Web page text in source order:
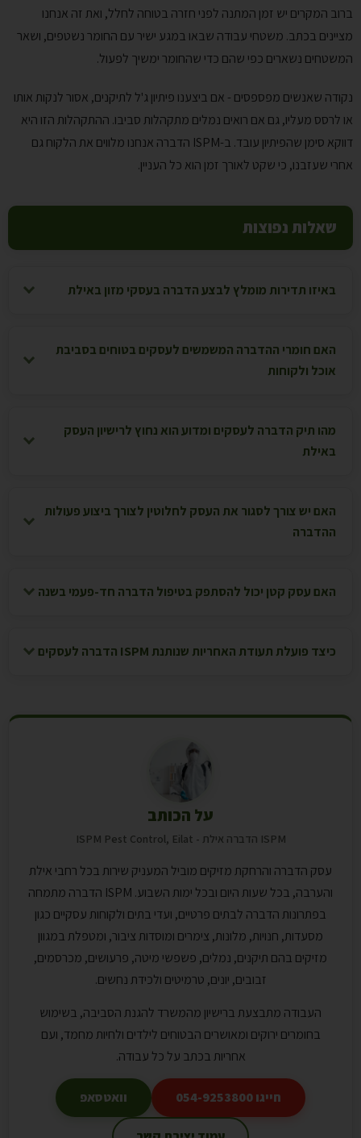
ברוב המקרים יש זמן המתנה לפני חזרה בטוחה לחלל, ואת זה אנחנו
מציינים בכתב. משטחי עבודה שבאו במגע ישיר עם החומר נשטפים, ושאר
המשטחים נשארים כפי שהם כדי שהחומר ימשיך לפעול.
נקודה שאנשים מפספסים - אם ביצענו פיתיון ג'ל לתיקנים, אסור לנקות אותו
או לרסס מעליו, גם אם רואים נמלים מתקהלות סביבו. ההתקהלות הזו היא
דווקא סימן שהפיתיון עובד. ב-ISPM הדברה אנחנו מלווים את הלקוח גם
אחרי שעזבנו, כי שקט לאורך זמן הוא כל העניין.
שאלות נפוצות
באיזו תדירות מומלץ לבצע הדברה בעסקי מזון באילת
האם חומרי ההדברה המשמשים לעסקים בטוחים בסביבת
אוכל ולקוחות
מהו תיק הדברה לעסקים ומדוע הוא נחוץ לרישיון העסק
באילת
האם יש צורך לסגור את העסק לחלוטין לצורך ביצוע פעולות
ההדברה
האם עסק קטן יכול להסתפק בטיפול הדברה חד-פעמי בשנה
כיצד פועלת תעודת האחריות שנותנת ISPM הדברה לעסקים
על הכותב
ISPM הדברה אילת - ISPM Pest Control, Eilat
עסק הדברה והרחקת מזיקים מוביל המעניק שירות בכל רחבי אילת
והערבה, בכל שעות היום ובכל ימות השבוע. ISPM הדברה מתמחה
בפתרונות הדברה לבתים פרטיים, ועדי בתים ולקוחות עסקיים כגון
מסעדות, חנויות, מלונות, צימרים ומוסדות ציבור, ומטפלת במגוון
מזיקים בהם תיקנים, נמלים, פשפשי מיטה, פרעושים, מכרסמים,
זבובים, יונים, טרמיטים ולכידת נחשים.
העבודה מתבצעת ברישיון מהמשרד להגנת הסביבה, בשימוש
בחומרים ירוקים ומאושרים הבטוחים לילדים ולחיות מחמד, ועם
אחריות בכתב על כל עבודה.
חייגו 054-9253800 וואטסאפ